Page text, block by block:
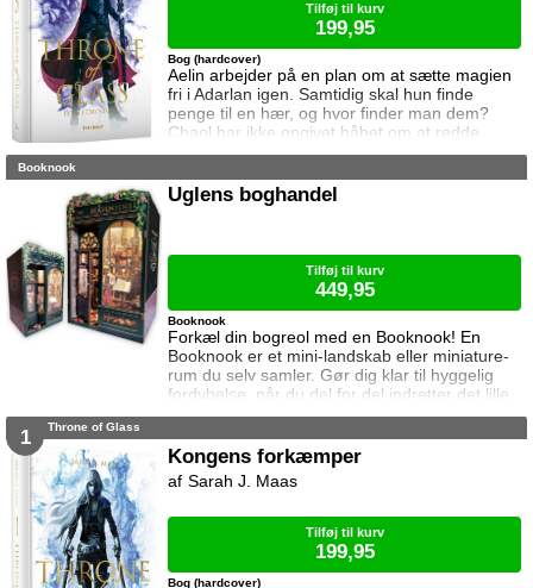
Aelin arbejder på en plan om at sætte magien
fri i Adarlan igen. Samtidig skal hun finde
penge til en hær, og hvor finder man dem?
Chaol har ikke opgivet håbet om at redde
Dorian. Det bliver dog konstant sværere at
ønskedrøm, for prinsen lader til at have
opgivet kampen. Manon plages af
Bog (hardcover)
Tilføj til kurv
199,95
Booknook
Uglens boghandel
Forkæl din bogreol med en Booknook! En
Booknook er et mini-landskab eller miniature-
rum du selv samler. Gør dig klar til hyggelig
fordybelse, når du del for del indretter det lille
rum med de fineste detaljer. Med lukkede
og med det indbyggede lys, pynter den også i
mørke. I denne booknook går døren op og i til
uglens charmerende lille boghandel, som med
Booknook
Tilføj til kurv
449,95
1 Throne of Glass
Kongens forkæmper
Bog (hardcover)
Sarah J. Maas
Tilføj til kurv
199,95